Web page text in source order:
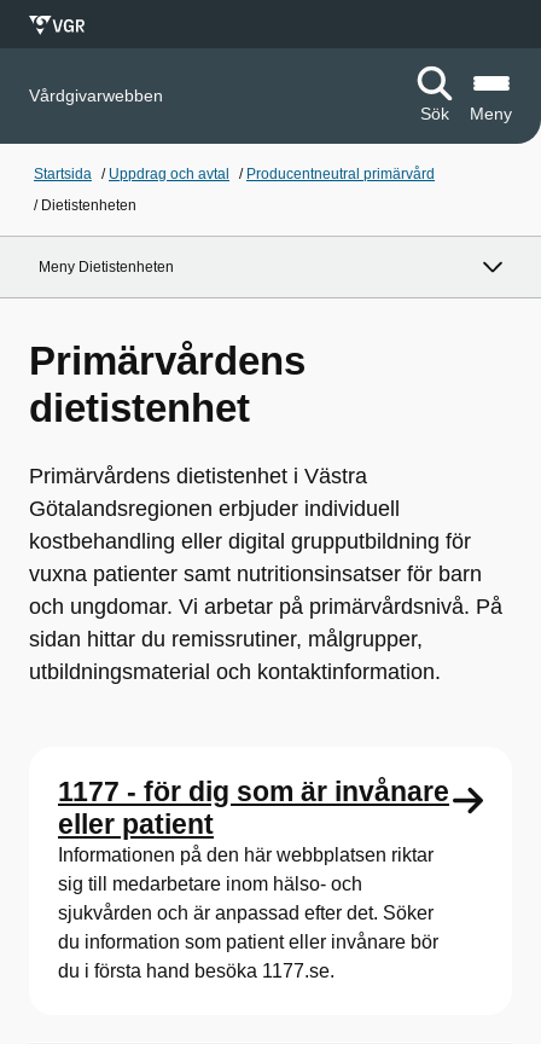
Vårdgivarwebben
Sök
Meny
Startsida / Uppdrag och avtal / Producentneutral primärvård
/ Dietistenheten
Meny Dietistenheten
Primärvårdens
dietistenhet
Primärvårdens dietistenhet i Västra
Götalandsregionen erbjuder individuell
kostbehandling eller digital grupputbildning för
vuxna patienter samt nutritions­insatser för barn
och ungdomar. Vi arbetar på primärvårdsnivå. På
sidan hittar du remissrutiner, målgrupper,
utbildningsmaterial och kontaktinformation.
1177 - för dig som är invånare
eller patient
Informationen på den här webbplatsen riktar
sig till medarbetare inom hälso- och
sjukvården och är anpassad efter det. Söker
du information som patient eller invånare bör
du i första hand besöka 1177.se.